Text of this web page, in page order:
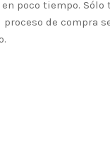
poco tiempo. Sólo
de compra